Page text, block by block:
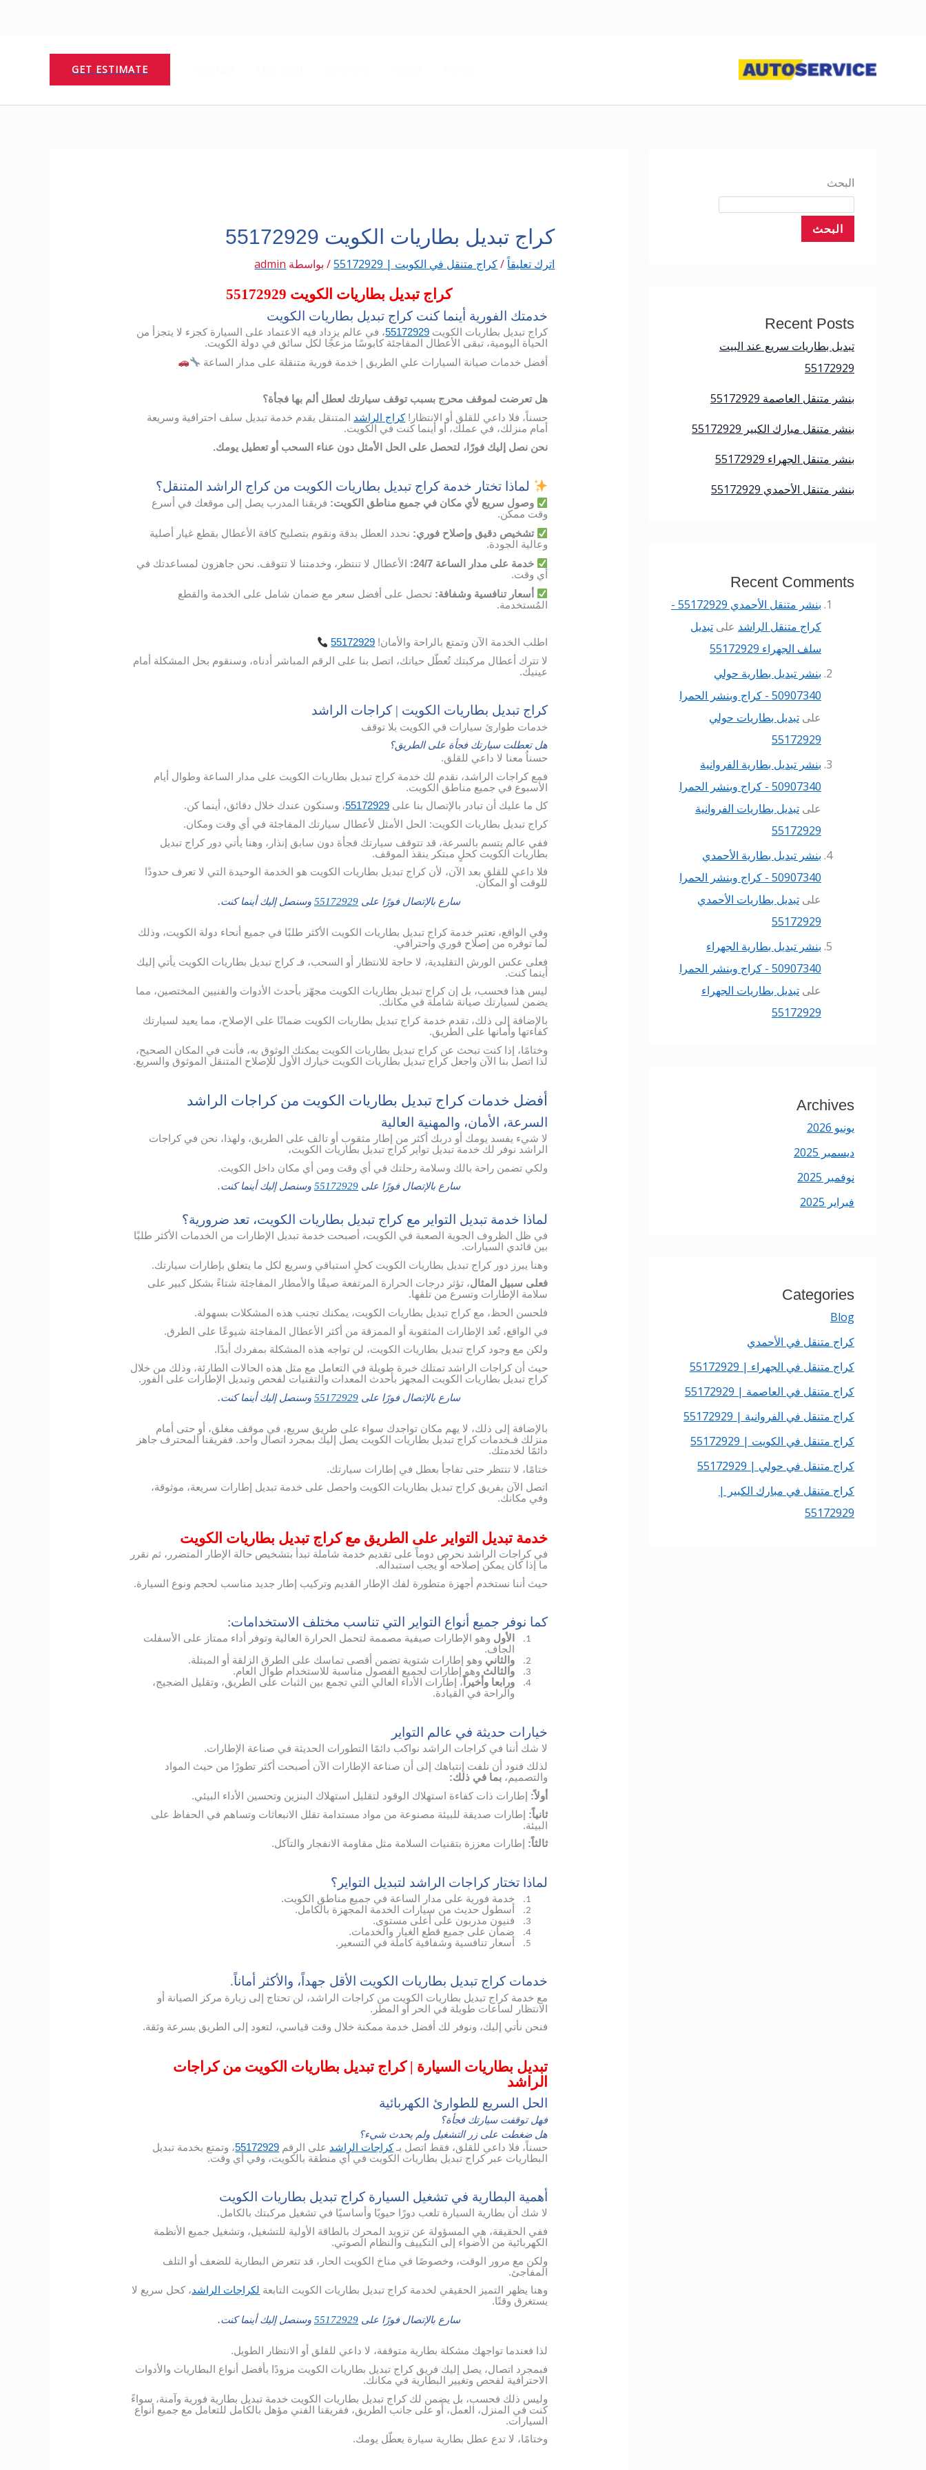
GET ESTIMATE
البحث
البحث
Recent Posts
تبديل بطاريات سريع عند البيت
55172929
بنشر متنقل العاصمة 55172929
بنشر متنقل مبارك الكبير 55172929
بنشر متنقل الجهراء 55172929
بنشر متنقل الأحمدي 55172929
Recent Comments
بنشر متنقل الأحمدي 55172929 -
كراج متنقل الراشد على تبديل
سلف الجهراء 55172929
بنشر تبديل بطارية حولي
50907340 - كراج وبنشر الحمرا
على تبديل بطاريات حولي
55172929
بنشر تبديل بطارية الفروانية
50907340 - كراج وبنشر الحمرا
على تبديل بطاريات الفروانية
55172929
بنشر تبديل بطارية الأحمدي
50907340 - كراج وبنشر الحمرا
على تبديل بطاريات الأحمدي
55172929
بنشر تبديل بطارية الجهراء
50907340 - كراج وبنشر الحمرا
على تبديل بطاريات الجهراء
55172929
Archives
يونيو 2026
ديسمبر 2025
نوفمبر 2025
فبراير 2025
Categories
Blog
كراج متنقل في الأحمدي
كراج متنقل في الجهراء | 55172929
كراج متنقل في العاصمة | 55172929
كراج متنقل في الفروانية | 55172929
كراج متنقل في الكويت | 55172929
كراج متنقل في حولي | 55172929
كراج متنقل في مبارك الكبير |
55172929
كراج تبديل بطاريات الكويت 55172929
اترك تعليقاً/كراج متنقل في الكويت | 55172929 / بواسطة admin
كراج تبديل بطاريات الكويت 55172929
خدمتك الفورية أينما كنت كراج تبديل بطاريات الكويت
كراج تبديل بطاريات الكويت 55172929، في عالم يزداد فيه الاعتماد على السيارة كجزء لا يتجزأ من
الحياة اليومية، تبقى الأعطال المفاجئة كابوسًا مزعجًا لكل سائق في دولة الكويت.
أفضل خدمات صيانة السيارات علي الطريق | خدمة فورية متنقلة على مدار الساعة
هل تعرضت لموقف محرج بسبب توقف سيارتك لعطل ألم بها فجأة؟
حسناً، فلا داعي للقلق أو الانتظار!كراج الراشد المتنقل يقدم خدمة تبديل سلف احترافية وسريعة
أمام منزلك، في عملك، أو أينما كنت في الكويت.
نحن نصل إليك فورًا، لتحصل على الحل الأمثل دون عناء السحب أو تعطيل يومك.
لماذا تختار خدمة كراج تبديل بطاريات الكويت من كراج الراشد المتنقل؟
وصول سريع لأي مكان في جميع مناطق الكويت: فريقنا المدرب يصل إلى موقعك في
أسرع
وقت ممكن.
تشخيص دقيق وإصلاح فوري: نحدد العطل بدقة ونقوم بتصليح كافة الأعطال بقطع غيار
أصلية
وعالية
الجودة.
خدمة على مدار الساعة 24/7: الأعطال لا تنتظر، وخدمتنا لا تتوقف. نحن جاهزون لمساعدتك في
أي وقت.
أسعار تنافسية وشفافة: تحصل على أفضل سعر مع ضمان شامل على الخدمة والقطع
المُستخدمة.
اطلب الخدمة الآن وتمتع بالراحة والأمان!
55172929
لا تترك أعطال مركبتك تُعطّل حياتك، اتصل بنا على الرقم المباشر أدناه، وسنقوم بحل المشكلة أمام
عينيك.
كراج تبديل بطاريات الكويت | كراجات الراشد
خدمات طوارئ سيارات في الكويت بلا توقف
هل تعطلت سيارتك فجأة على الطريق؟
حسناُ معنا لا داعي للقلق.
فمع كراجات الراشد، نقدم لك خدمة كراج تبديل بطاريات الكويت على مدار الساعة وطوال أيام
الأسبوع في جميع مناطق الكويت.
كل ما عليك أن تبادر بالإتصال بنا على 55172929، وسنكون عندك خلال دقائق، أينما كن.
كراج تبديل بطاريات الكويت: الحل الأمثل لأعطال سيارتك المفاجئة في أي وقت ومكان.
ففي عالم يتسم بالسرعة، قد تتوقف سيارتك فجأة دون سابق إنذار، وهنا يأتي دور كراج تبديل
بطاريات الكويت كحلٍ مبتكر ينقذ الموقف.
فلا داعي للقلق بعد الآن، لأن كراج تبديل بطاريات الكويت هو الخدمة الوحيدة التي لا تعرف حدودًا
للوقت أو المكان.
سارع بالإتصال فورًا على 55172929 وسنصل إليك أينما كنت.
وفي الواقع، تعتبر خدمة كراج تبديل بطاريات الكويت الأكثر طلبًا في جميع أنحاء دولة الكويت، وذلك
لما توفره من إصلاح فوري واحترافي.
فعلى عكس الورش التقليدية، لا حاجة للانتظار أو السحب، فـ كراج تبديل بطاريات الكويت يأتي إليك
أينما كنت.
ليس هذا فحسب، بل إن كراج تبديل بطاريات الكويت مجهّز بأحدث الأدوات والفنيين المختصين، مما
يضمن لسيارتك صيانة شاملة في مكانك.
بالإضافة إلى ذلك، تقدم خدمة كراج تبديل بطاريات الكويت ضمانًا على الإصلاح، مما يعيد لسيارتك
كفاءتها وأمانها على الطريق.
وختامًا، إذا كنت تبحث عن كراج تبديل بطاريات الكويت يمكنك الوثوق به، فأنت في المكان الصحيح،
لذا اتصل بنا الآن واجعل كراج تبديل بطاريات الكويت خيارك الأول للإصلاح المتنقل الموثوق والسريع.
أفضل خدمات كراج تبديل بطاريات الكويت من كراجات الراشد
السرعة، الأمان، والمهنية العالية
لا شيء يفسد يومك أو دربك أكثر من إطار مثقوب أو تالف على الطريق، ولهذا، نحن في كراجات
الراشد نوفر لك خدمة تبديل تواير كراج تبديل بطاريات الكويت،
ولكي تضمن راحة بالك وسلامة رحلتك في أي وقت ومن أي مكان داخل الكويت.
سارع بالإتصال فورًا على 55172929 وسنصل إليك أينما كنت.
لماذا خدمة تبديل التواير مع كراج تبديل بطاريات الكويت، تعد ضرورية؟
في ظل الظروف الجوية الصعبة في الكويت، أصبحت خدمة تبديل الإطارات من الخدمات الأكثر طلبًا
بين قائدي السيارات.
وهنا يبرز دور كراج تبديل بطاريات الكويت كحلٍ استباقي وسريع لكل ما يتعلق بإطارات سيارتك.
فعلى سبيل المثال، تؤثر درجات الحرارة المرتفعة صيفًا والأمطار المفاجئة شتاءً بشكل كبير على
سلامة الإطارات وتسرع من تلفها.
فلحسن الحظ، مع كراج تبديل بطاريات الكويت، يمكنك تجنب هذه المشكلات بسهولة.
في الواقع، تُعد الإطارات المثقوبة أو الممزقة من أكثر الأعطال المفاجئة شيوعًا على الطرق.
ولكن مع وجود كراج تبديل بطاريات الكويت، لن تواجه هذه المشكلة بمفردك أبدًا.
حيث أن كراجات الراشد تمتلك خبرة طويلة في التعامل مع مثل هذه الحالات الطارئة، وذلك من خلال
كراج تبديل بطاريات الكويت المجهز بأحدث المعدات والتقنيات لفحص وتبديل الإطارات على الفور.
سارع بالإتصال فورًا على 55172929 وسنصل إليك أينما كنت.
بالإضافة إلى ذلك، لا يهم مكان تواجدك سواء على طريق سريع، في موقف مغلق، أو حتى أمام
منزلك فـخدمات كراج تبديل بطاريات الكويت يصل إليك بمجرد اتصال واحد. ففريقنا المحترف جاهز
دائمًا لخدمتك.
ختامًا، لا تنتظر حتى تفاجأ بعطل في إطارات سيارتك.
اتصل الآن بفريق كراج تبديل بطاريات الكويت واحصل على خدمة تبديل إطارات سريعة، موثوقة،
وفي مكانك.
خدمة تبديل التواير على الطريق مع كراج تبديل بطاريات الكويت
في كراجات الراشد نحرص دوماً على تقديم خدمة شاملة تبدأ بتشخيص حالة الإطار المتضرر، ثم نقرر
ما إذا كان يمكن إصلاحه أو يجب استبداله.
حيث أننا نستخدم أجهزة متطورة لفك الإطار القديم وتركيب إطار جديد مناسب لحجم ونوع السيارة.
كما نوفر جميع أنواع التواير التي تناسب مختلف الاستخدامات:
1. الأول وهو الإطارات صيفية مصممة لتحمل الحرارة العالية وتوفر أداء ممتاز على الأسفلت
الجاف.
2. والثاني وهو إطارات شتوية تضمن أقصى تماسك على الطرق الزلقة أو المبتلة.
3. والثالث وهو إطارات لجميع الفصول مناسبة للاستخدام طوال العام.
4. ورابعا وأخيراً ، إطارات الأداء العالي التي تجمع بين الثبات على الطريق، وتقليل الضجيج،
والراحة في القيادة.
خيارات حديثة في عالم التواير
لا شك أننا في كراجات الراشد نواكب دائمًا التطورات الحديثة في صناعة الإطارات.
لذلك فنود أن نلفت إنتباهك إلى أن صناعة الإطارات الآن أصبحت أكثر تطورًا من حيث المواد
والتصميم، بما في ذلك:
أولاً: إطارات ذات كفاءة استهلاك الوقود لتقليل استهلاك البنزين وتحسين الأداء البيئي.
ثانياً: إطارات صديقة للبيئة مصنوعة من مواد مستدامة تقلل الانبعاثات وتساهم في الحفاظ على
البيئة.
ثالثاً: إطارات معززة بتقنيات السلامة مثل مقاومة الانفجار والتآكل.
لماذا تختار كراجات الراشد لتبديل التواير؟
1. خدمة فورية على مدار الساعة في جميع مناطق الكويت.
2. أسطول حديث من سيارات الخدمة المجهزة بالكامل.
3. فنيون مدربون على أعلى مستوى.
4. ضمان على جميع قطع الغيار والخدمات.
5. أسعار تنافسية وشفافية كاملة في التسعير.
خدمات كراج تبديل بطاريات الكويت الأقل جهداً، والأكثر أماناً.
مع خدمة كراج تبديل بطاريات الكويت من كراجات الراشد، لن تحتاج إلى زيارة مركز الصيانة أو
الانتظار لساعات طويلة في الحر أو المطر.
فنحن نأتي إليك، ونوفر لك أفضل خدمة ممكنة خلال وقت قياسي، لتعود إلى الطريق بسرعة وثقة.
تبديل بطاريات السيارة | كراج تبديل بطاريات الكويت من كراجات
الراشد
الحل السريع للطوارئ الكهربائية
فهل توقفت سيارتك فجأة؟
هل ضغطت على زر التشغيل ولم يحدث شيء؟
حسناً، فلا داعي للقلق، فقط اتصل بـكراجات الراشد على الرقم 55172929، وتمتع بخدمة تبديل
البطاريات عبر كراج تبديل بطاريات الكويت في أي منطقة بالكويت، وفي أي وقت.
أهمية البطارية في تشغيل السيارة كراج تبديل بطاريات الكويت
لا شك أن بطارية السيارة تلعب دورًا حيويًا وأساسيًا في تشغيل مركبتك بالكامل.
ففي الحقيقة، هي المسؤولة عن تزويد المحرك بالطاقة الأولية للتشغيل، وتشغيل جميع الأنظمة
الكهربائية من الأضواء إلى التكييف والنظام الصوتي.
ولكن مع مرور الوقت، وخصوصًا في مناخ الكويت الحار، قد تتعرض البطارية للضعف أو التلف
المفاجئ.
وهنا يظهر التميز الحقيقي لخدمة كراج تبديل بطاريات الكويت التابعة لكراجات الراشد، كحل سريع لا
يستغرق وقتًا.
سارع بالإتصال فورًا على 55172929 وسنصل إليك أينما كنت.
لذا فعندما تواجهك مشكلة بطارية متوقفة، لا داعي للقلق أو الانتظار الطويل.
فبمجرد اتصال، يصل إليك فريق كراج تبديل بطاريات الكويت مزودًا بأفضل أنواع البطاريات والأدوات
الاحترافية لفحص وتغيير البطارية في مكانك.
وليس ذلك فحسب، بل يضمن لك كراج تبديل بطاريات الكويت خدمة تبديل بطارية فورية وآمنة، سواءً
كنت في المنزل، العمل، أو على جانب الطريق، ففريقنا الفني مؤهل بالكامل للتعامل مع جميع أنواع
السيارات.
وختامًا، لا تدع عطل بطارية سيارة يعطّل يومك.